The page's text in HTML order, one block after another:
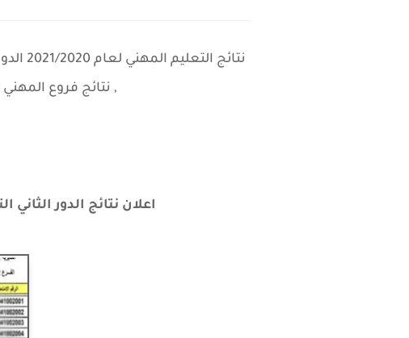
, نتائج فروع المهني لسنة 2021/2020 للدور الثاني التكميلي في
اعلان نتائج الدور الثاني